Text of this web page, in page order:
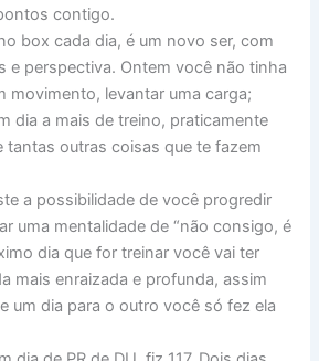
contigo.
box cada dia, é um novo ser, com
e perspectiva. Ontem você não tinha
movimento, levantar uma carga;
dia a mais de treino, praticamente
tantas outras coisas que te fazem
a possibilidade de você progredir
uma mentalidade de “não consigo, é
dia que for treinar você vai ter
mais enraizada e profunda, assim
um dia para o outro você só fez ela